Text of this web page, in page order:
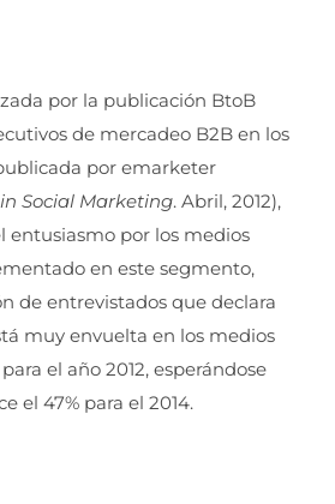
por la publicación BtoB
de mercadeo B2B en los
por emarketer
Social Marketing. Abril, 2012),
entusiasmo por los medios
en este segmento,
de entrevistados que declara
muy envuelta en los medios
el año 2012, esperándose
el 47% para el 2014.